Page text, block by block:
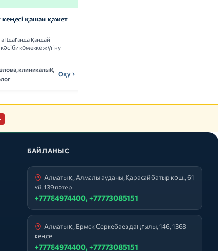
қашан қажет
қандай
көмекке жүгіну
клиникалық
Оқу
БАЙЛАНЫС
Алматы қ., Алмалы ауданы, Қарасай батыр көш., 61
үй, 139 пәтер
+77784974400, +77773085151
Алматы қ., Ермек Серкебаев даңғылы, 146, 1368
кеңсе
+77784974400, +77773085151